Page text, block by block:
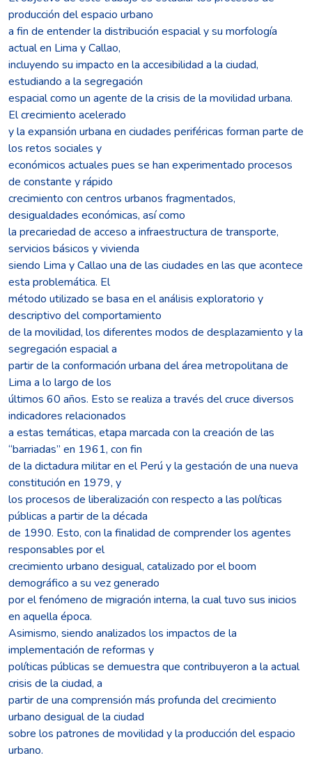
producción del espacio urbano
a fin de entender la distribución espacial y su morfología
actual en Lima y Callao,
incluyendo su impacto en la accesibilidad a la ciudad,
estudiando a la segregación
espacial como un agente de la crisis de la movilidad urbana.
El crecimiento acelerado
y la expansión urbana en ciudades periféricas forman parte de
los retos sociales y
económicos actuales pues se han experimentado procesos
de constante y rápido
crecimiento con centros urbanos fragmentados,
desigualdades económicas, así como
la precariedad de acceso a infraestructura de transporte,
servicios básicos y vivienda
siendo Lima y Callao una de las ciudades en las que acontece
esta problemática. El
método utilizado se basa en el análisis exploratorio y
descriptivo del comportamiento
de la movilidad, los diferentes modos de desplazamiento y la
segregación espacial a
partir de la conformación urbana del área metropolitana de
Lima a lo largo de los
últimos 60 años. Esto se realiza a través del cruce diversos
indicadores relacionados
a estas temáticas, etapa marcada con la creación de las
“barriadas” en 1961, con fin
de la dictadura militar en el Perú y la gestación de una nueva
constitución en 1979, y
los procesos de liberalización con respecto a las políticas
públicas a partir de la década
de 1990. Esto, con la finalidad de comprender los agentes
responsables por el
crecimiento urbano desigual, catalizado por el boom
demográfico a su vez generado
por el fenómeno de migración interna, la cual tuvo sus inicios
en aquella época.
Asimismo, siendo analizados los impactos de la
implementación de reformas y
políticas públicas se demuestra que contribuyeron a la actual
crisis de la ciudad, a
partir de una comprensión más profunda del crecimiento
urbano desigual de la ciudad
sobre los patrones de movilidad y la producción del espacio
urbano.